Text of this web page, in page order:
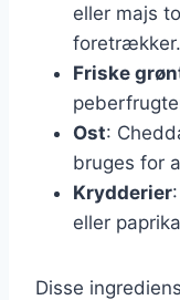
eller majs
foretrækker.
Friske
Ost:
bruges for
Krydderier
eller
Disse